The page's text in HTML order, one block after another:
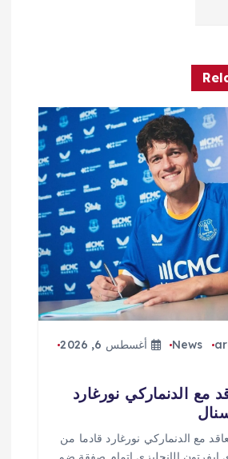
News
أغسطس 6, 2026
مع الدنماركي نورغارد
مع الدنماركي نورغارد قادما من